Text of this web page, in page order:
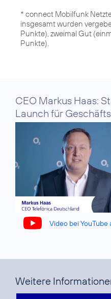
* connect Mobilfunk
insgesamt wurden
Punkte), zweimal Gut
Punkte).
CEO Markus Haas:
Launch für
Video bei YouTube
Weitere